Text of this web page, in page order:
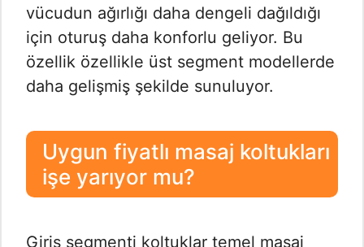
vücudun ağırlığı daha dengeli dağıldığı
için oturuş daha konforlu geliyor. Bu
özellik özellikle üst segment modellerde
daha gelişmiş şekilde sunuluyor.
Uygun fiyatlı masaj koltukları
işe yarıyor mu?
Giriş segmenti koltuklar temel masaj